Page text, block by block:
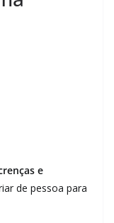
e
de pessoa para